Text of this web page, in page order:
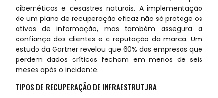
cibernéticos e desastres naturais. A implementação
de um plano de recuperação eficaz não só protege os
ativos de informação, mas também assegura a
confiança dos clientes e a reputação da marca. Um
estudo da Gartner revelou que 60% das empresas que
perdem dados críticos fecham em menos de seis
meses após o incidente.
TIPOS DE RECUPERAÇÃO DE INFRAESTRUTURA